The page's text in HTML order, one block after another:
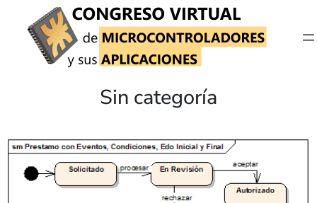
contenido
Sin categoría